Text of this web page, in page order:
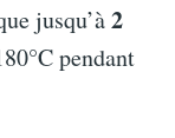
jusqu’à2
pendant